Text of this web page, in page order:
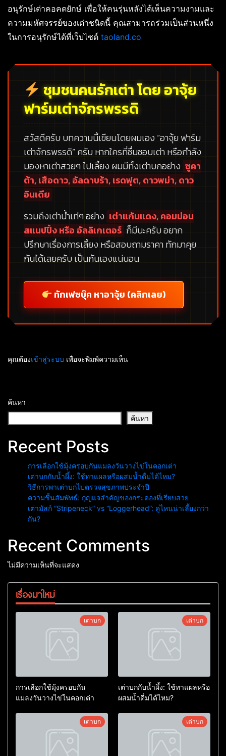
อนุรักษ์เต่าคอคดยักษ์ เพื่อให้คนรุ่นหลังได้เห็นความงามและ
ความมหัศจรรย์ของเต่าชนิดนี้ คุณสามารถร่วมเป็นส่วนหนึ่ง
ในการอนุรักษ์ได้ที่เว็บไซต์ taoland.co
ชุมชนคนรักเต่า โดย อาจุ้ย
ฟาร์มเต่าจักรพรรดิ
สวัสดีครับ บทความนี้เขียนโดยผมเอง “อาจุ้ย ฟาร์ม
เต่าจักรพรรดิ”ครับ หากใครที่ชื่นชอบเต่า หรือกำลัง
มองหาเต่าสวยๆ ไปเลี้ยง ผมมีทั้งเต่าบกอย่าง ซูคา
ต้า, เสือดาว, อัลดาบร้า, เรดฟุต, ดาวพม่า, ดาว
อินเดีย
รวมถึงเต่าน้ำเท่ๆ อย่าง เต่าแก้มแดง, คอมม่อน
สแนปปิ้ง หรือ อัลลิเกเตอร์ ก็มีนะครับ อยาก
ปรึกษาเรื่องการเลี้ยง หรือสอบถามราคา ทักมาคุย
กันได้เลยครับ เป็นกันเองแน่นอน
ทักเฟซบุ๊ค หาอาจุ้ย (คลิกเลย)
คุณต้องเข้าสู่ระบบ เพื่อจะพิมพ์ความเห็น
ค้นหา
ค้นหา
Recent Posts
การเลือกใช้มุ้งครอบกันแมลงวันวางไข่ในคอกเต่า
เต่าบกกับน้ำผึ้ง: ใช้ทาแผลหรือผสมน้ำดื่มได้ไหม?
วิธีการพาเต่าบกไปตรวจสุขภาพประจำปี
ความชื้นสัมพัทธ์: กุญแจสำคัญของกระดองที่เรียบสวย
เต่ามัสก์ “Stripeneck” vs “Loggerhead”: คู่ไหนน่าเลี้ยงกว่า
กัน?
Recent Comments
ไม่มีความเห็นที่จะแสดง
เรื่องมาใหม่
เต่าบก
การเลือกใช้มุ้งครอบกัน
แมลงวันวางไข่ในคอกเต่า
เต่าบก
เต่าบกกับน้ำผึ้ง: ใช้ทาแผลหรือ
ผสมน้ำดื่มได้ไหม?
เต่าบก เต่าบก